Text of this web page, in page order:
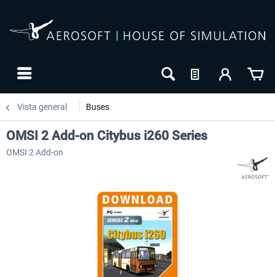
Vista general Buses
OMSI 2 Add-on Citybus i260 Series
OMSI 2 Add-on